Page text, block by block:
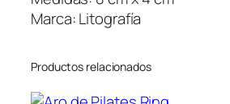
f
t
a
Marca: Litografía
Productos relacionados